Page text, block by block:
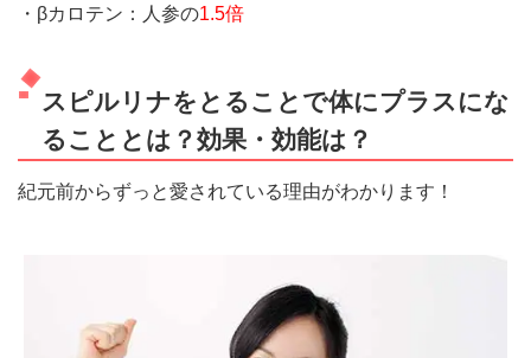
・βカロテン：人参の1.5倍
スピルリナをとることで体にプラスにな
ることとは？効果・効能は？
紀元前からずっと愛されている理由がわかります！